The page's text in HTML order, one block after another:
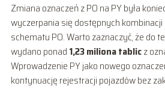
Zmiana oznaczeń z PO na PY była
wyczerpania się dostępnych
schematu PO. Warto zaznaczyć, że do
wydano ponad 1,23 miliona tablicz
Wprowadzenie PY jako nowego
kontynuację rejestracji pojazdów bez